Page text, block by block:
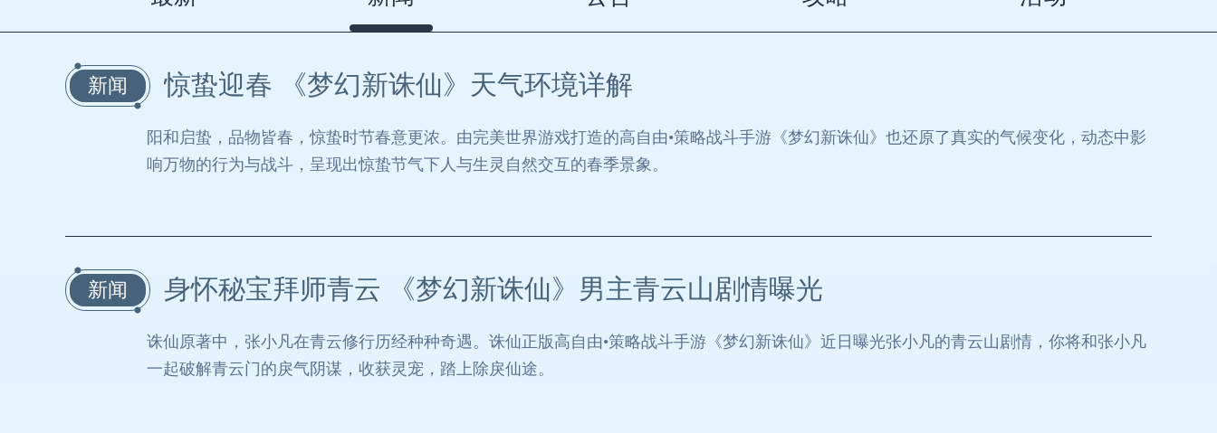
新闻 惊蛰迎春 《梦幻新诛仙》天气环境详解
阳和启蛰，品物皆春，惊蛰时节春意更浓。由完美世界游戏打造的高自由•策略战斗手游《梦幻新诛仙》也还原了真实的气候变化，动态中影
响万物的行为与战斗，呈现出惊蛰节气下人与生灵自然交互的春季景象。
新闻 身怀秘宝拜师青云 《梦幻新诛仙》男主青云山剧情曝光
诛仙原著中，张小凡在青云修行历经种种奇遇。诛仙正版高自由•策略战斗手游《梦幻新诛仙》近日曝光张小凡的青云山剧情，你将和张小凡
一起破解青云门的戾气阴谋，收获灵宠，踏上除戾仙途。